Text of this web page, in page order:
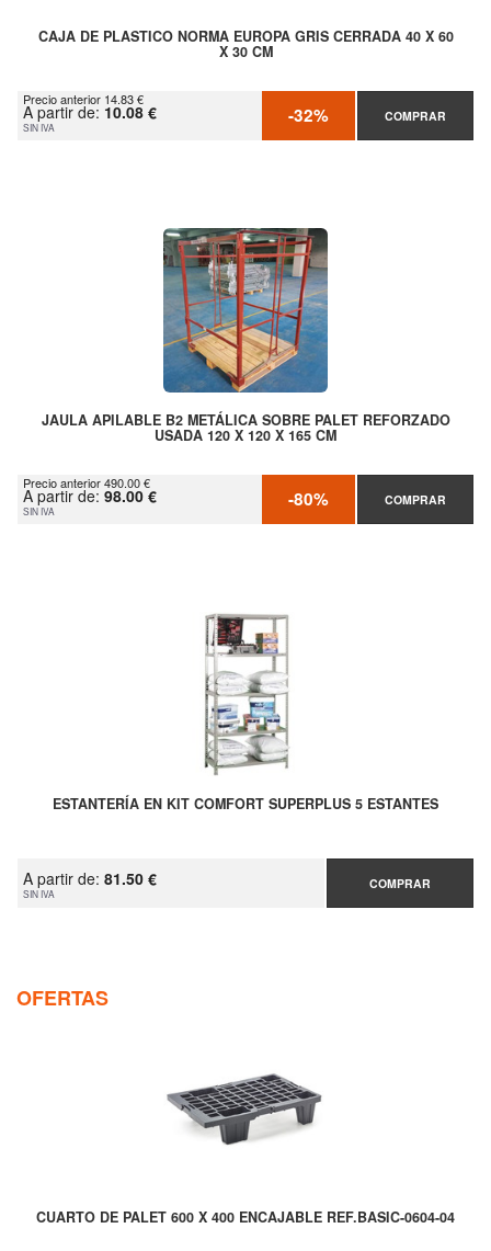
CAJA DE PLASTICO NORMA EUROPA GRIS CERRADA 40 X 60
X 30 CM
Precio anterior 14.83 €
A partir de: 10.08 €
SIN IVA -32% COMPRAR
JAULA APILABLE B2 METÁLICA SOBRE PALET REFORZADO
USADA 120 X 120 X 165 CM
Precio anterior 490.00 €
A partir de: 98.00 €
SIN IVA -80% COMPRAR
ESTANTERÍA EN KIT COMFORT SUPERPLUS 5 ESTANTES
A partir de: 81.50 €
SIN IVA
COMPRAR
OFERTAS
CUARTO DE PALET 600 X 400 ENCAJABLE REF.BASIC-0604-04